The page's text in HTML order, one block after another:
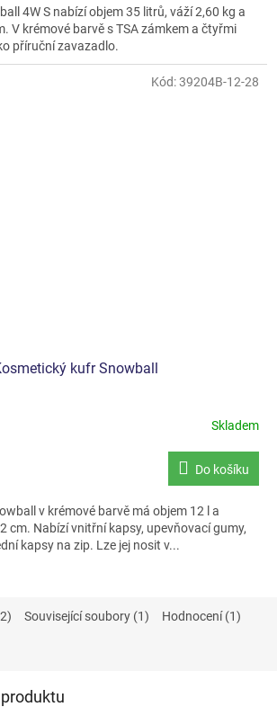
4W S nabízí objem 35 litrů, váží 2,60 kg a
V krémové barvě s TSA zámkem a čtyřmi
příruční zavazadlo.
kufr Snowball
Skladem
Do košíku
v krémové barvě má objem 12 l a
cm. Nabízí vnitřní kapsy, upevňovací gumy,
kapsy na zip. Lze jej nosit v...
Kód:39204B-12-28
Související soubory (1) Hodnocení (1)